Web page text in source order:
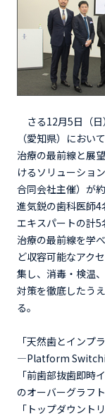
さる12月5日（日
（愛知県）にお
治療の最前線と展
けるソリューショ
合同会社主催）が
進気鋭の歯科医師
エキスパートの計5
治療の最前線を学
ど収容可能なアク
集し、消毒・検温
対策を徹底したう
る。
「天然歯とイン
―Platform
「前歯部抜歯即
のオーバーグラフ
「トップダウント